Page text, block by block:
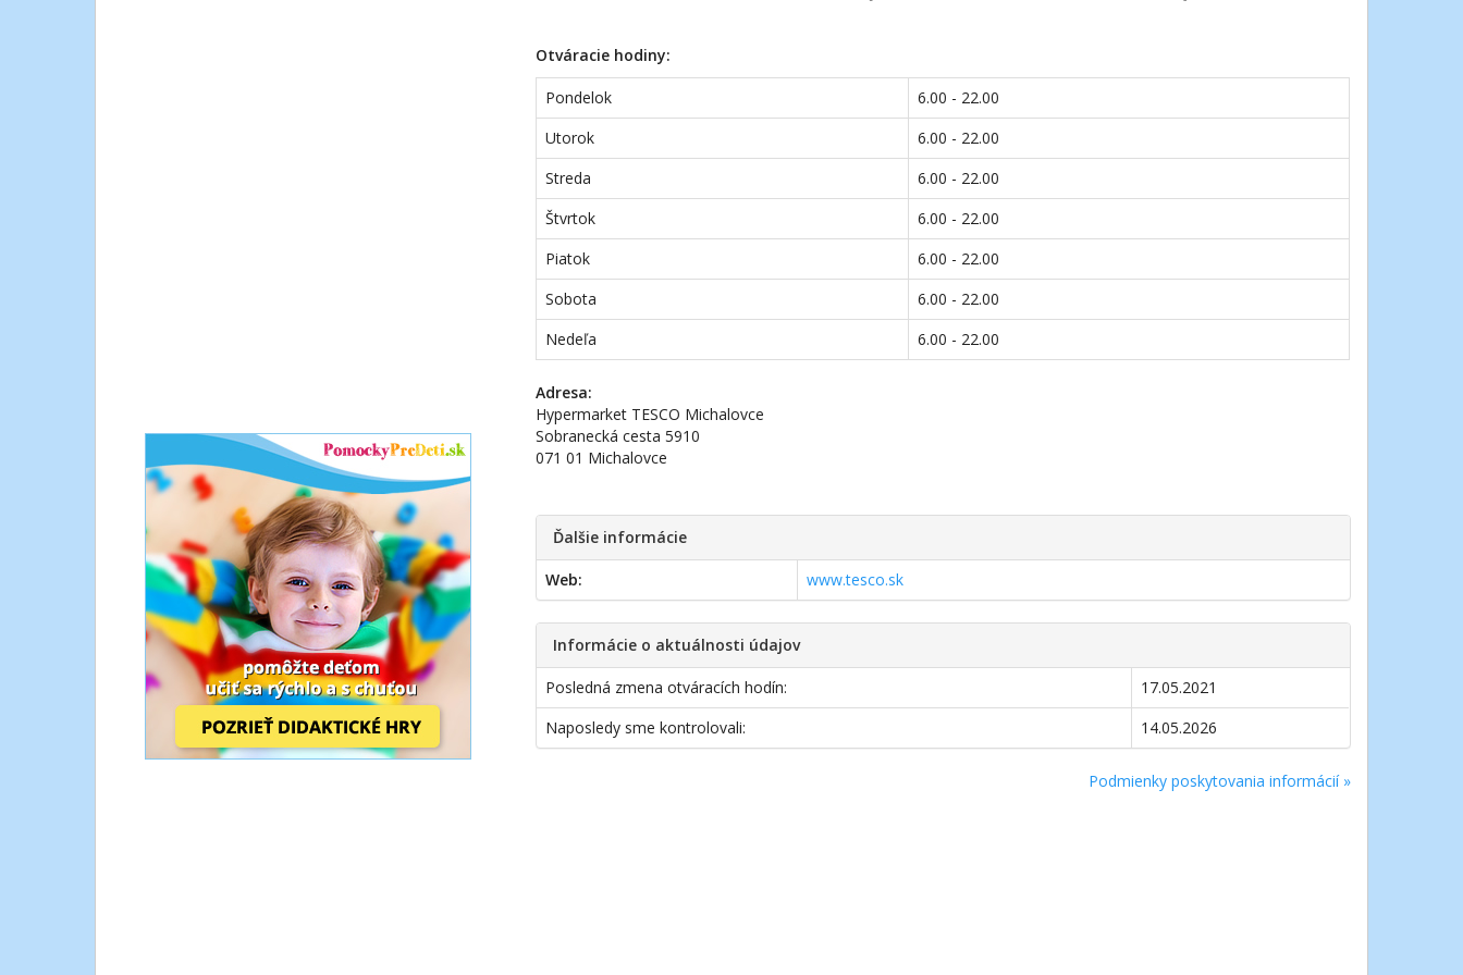
Otváracie hodiny:
Pondelok
6.00 - 22.00
Utorok
6.00 - 22.00
Streda
6.00 - 22.00
Štvrtok
6.00 - 22.00
Piatok
6.00 - 22.00
Sobota
6.00 - 22.00
Nedeľa
6.00 - 22.00
Adresa:
Hypermarket TESCO Michalovce
Sobranecká cesta 5910
071 01 Michalovce
Ďalšie informácie
Web: www.tesco.sk
Informácie o aktuálnosti údajov
Posledná zmena otváracích hodín:
17.05.2021
Naposledy sme kontrolovali:
14.05.2026
Podmienky poskytovania informácií »